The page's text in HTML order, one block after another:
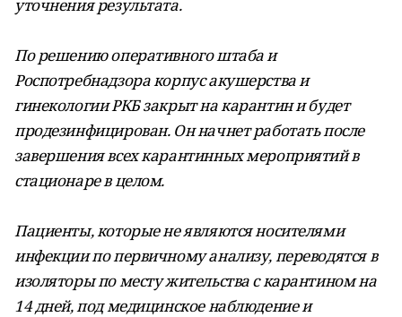
уточнения результата.
По решению оперативного штаба и
Роспотребнадзора корпус акушерства и
гинекологии РКБ закрыт на карантин и будет
продезинфицирован. Он начнет работать после
завершения всех карантинных мероприятий в
стационаре в целом.
Пациенты, которые не являются носителями
инфекции по первичному анализу, переводятся в
изоляторы по месту жительства с карантином на
14 дней, под медицинское наблюдение и